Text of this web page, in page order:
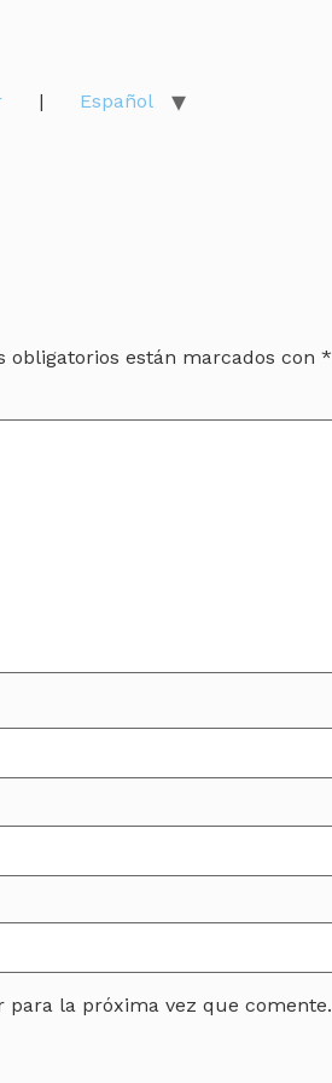
| Español
obligatorios están marcados con *
para la próxima vez que comente.